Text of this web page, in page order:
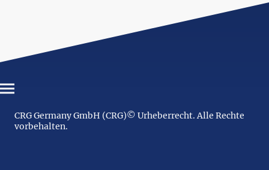
CRG Germany GmbH (CRG)© Urheberrecht. Alle Rechte
vorbehalten.